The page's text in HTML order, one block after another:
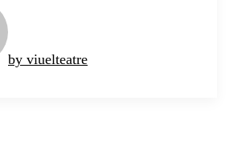
by viuelteatre